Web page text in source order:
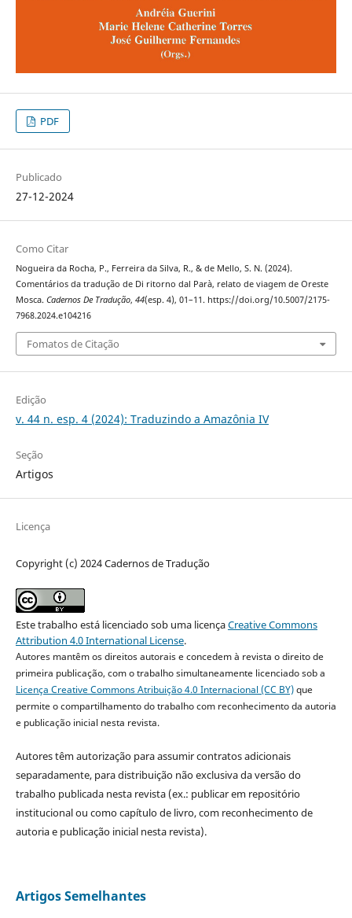
PDF
Publicado
27-12-2024
Como Citar
Nogueira da Rocha, P., Ferreira da Silva, R., & de Mello, S. N. (2024).
Comentários da tradução de Di ritorno dal Parà, relato de viagem de Oreste
Mosca. Cadernos De Tradução, 44(esp. 4), 01–11. https://doi.org/10.5007/2175-
7968.2024.e104216
Fomatos de Citação
Edição
v. 44 n. esp. 4 (2024): Traduzindo a Amazônia IV
Seção
Artigos
Licença
Copyright (c) 2024 Cadernos de Tradução
Este trabalho está licenciado sob uma licençaCreative Commons
Attribution 4.0 International License.
Autores mantêm os direitos autorais e concedem à revista o direito de
primeira publicação, com o trabalho simultaneamente licenciado sob a
Licença Creative Commons Atribuição 4.0 Internacional (CC BY)que
permite o compartilhamento do trabalho com reconhecimento da autoria
e publicação inicial nesta revista.
Autores têm autorização para assumir contratos adicionais
separadamente, para distribuição não exclusiva da versão do
trabalho publicada nesta revista (ex.: publicar em repositório
institucional ou como capítulo de livro, com reconhecimento de
autoria e publicação inicial nesta revista).
Artigos Semelhantes